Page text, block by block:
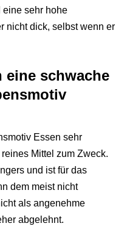
eine sehr hohe
nicht dick, selbst wenn er
eine schwache
Essen sehr
Mittel zum Zweck.
und ist für das
dem meist nicht
als angenehme
abgelehnt.